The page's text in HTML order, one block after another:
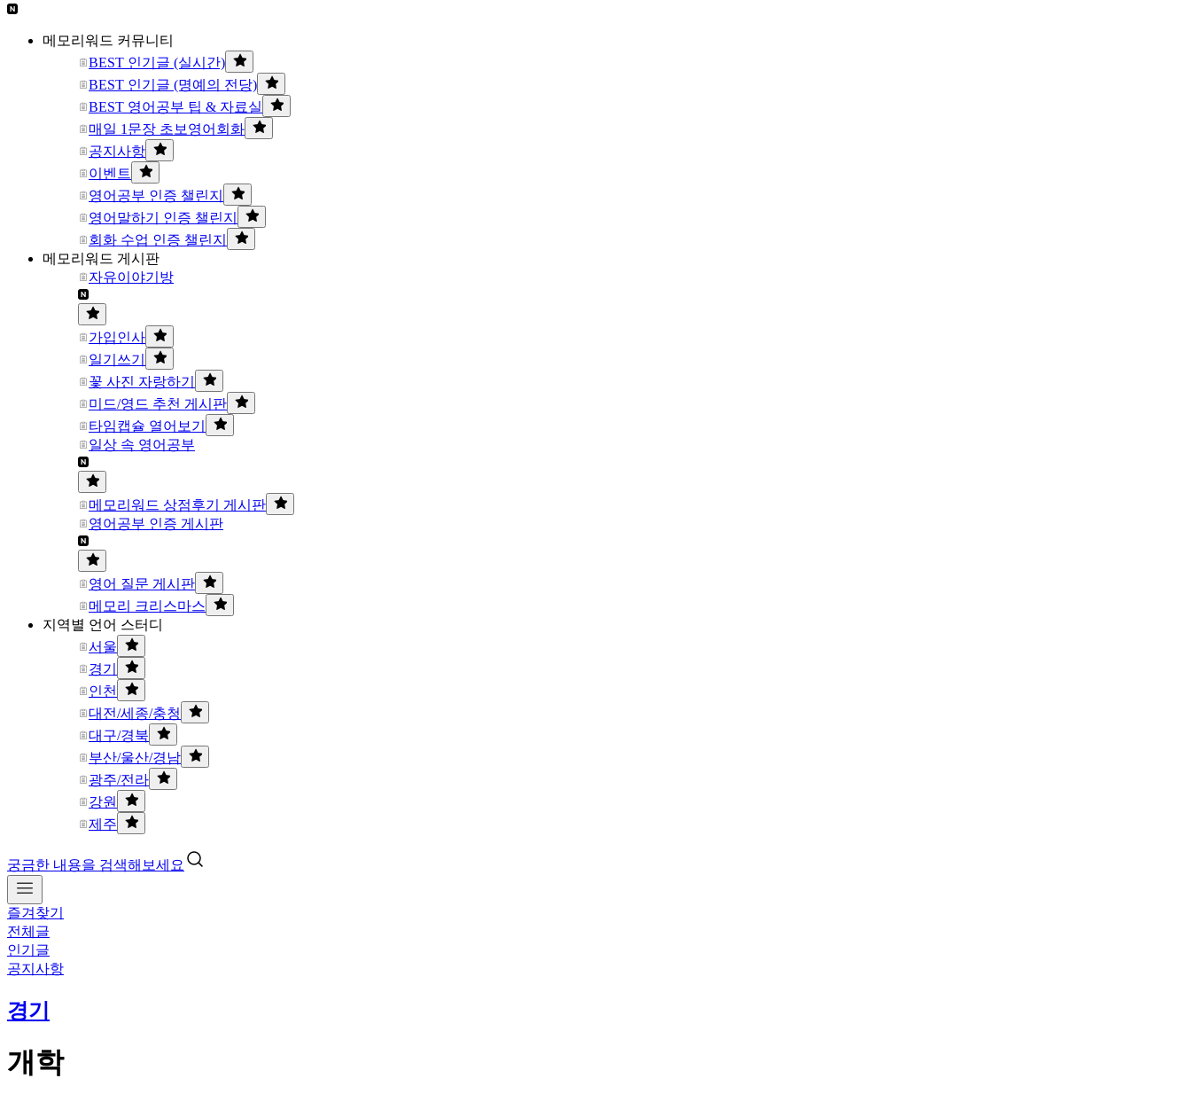
메모리워드 커뮤니티
BEST 인기글 (실시간)
BEST 인기글 (명예의 전당)
BEST 영어공부 팁 & 자료실
매일 1문장 초보영어회화
공지사항
이벤트
영어공부 인증 챌린지
영어말하기 인증 챌린지
회화 수업 인증 챌린지
메모리워드 게시판
자유이야기방
가입인사
일기쓰기
꽃 사진 자랑하기
미드/영드 추천 게시판
타임캡슐 열어보기
일상 속 영어공부
메모리워드 상점후기 게시판
영어공부 인증 게시판
영어 질문 게시판
메모리 크리스마스
지역별 언어 스터디
서울
경기
인천
대전/세종/충청
대구/경북
부산/울산/경남
광주/전라
강원
제주
궁금한 내용을 검색해보세요
즐겨찾기
전체글
인기글
공지사항
경기
개학